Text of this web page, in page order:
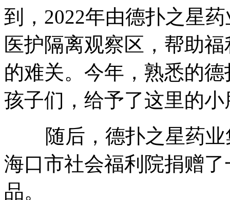
到，2022年由德扑之星
医护隔离观察区，帮助
的难关。今年，熟悉的
孩子们，给予了这里的
随后，德扑之星药业
海口市社会福利院捐赠
品。